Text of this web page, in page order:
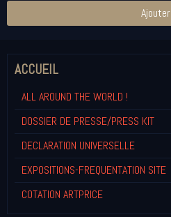
Ajouter
ACCUEIL
ALL AROUND THE WORLD !
DOSSIER DE PRESSE/PRESS KIT
DECLARATION UNIVERSELLE
EXPOSITIONS-FREQUENTATION SITE
COTATION ARTPRICE